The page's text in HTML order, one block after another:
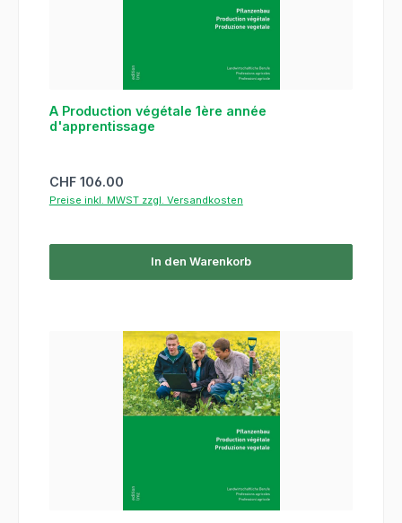
A Production végétale 1ère année
d'apprentissage
Regulärer Preis:
CHF 106.00
Preise inkl. MWST zzgl. Versandkosten
In den Warenkorb